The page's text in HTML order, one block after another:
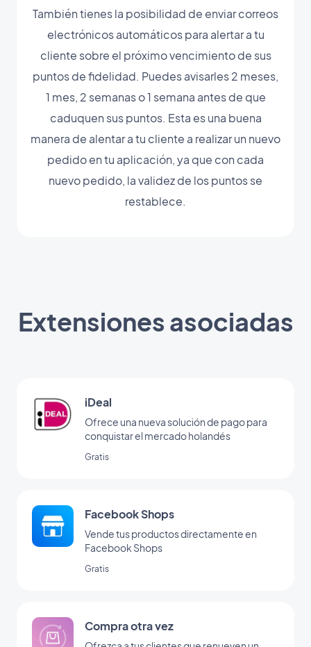
También tienes la posibilidad de enviar correos
electrónicos automáticos para alertar a tu
cliente sobre el próximo vencimiento de sus
puntos de fidelidad. Puedes avisarles 2 meses,
1 mes, 2 semanas o 1 semana antes de que
caduquen sus puntos. Esta es una buena
manera de alentar a tu cliente a realizar un nuevo
pedido en tu aplicación, ya que con cada
nuevo pedido, la validez de los puntos se
restablece.
Extensiones asociadas
iDeal
Ofrece una nueva solución de pago para
conquistar el mercado holandés
Gratis
Facebook Shops
Vende tus productos directamente en
Facebook Shops
Gratis
Compra otra vez